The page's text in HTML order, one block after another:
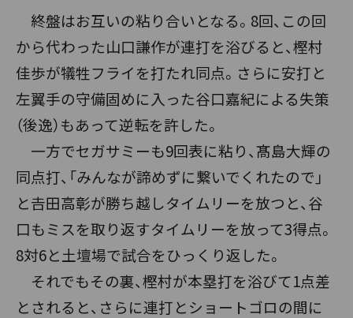
終盤はお互いの粘り合いとなる。8回、この回
から代わった山口謙作が連打を浴びると、樫村
佳歩が犠牲フライを打たれ同点。さらに安打と
左翼手の守備固めに入った谷口嘉紀による失策
（後逸）もあって逆転を許した。
一方でセガサミーも9回表に粘り、髙島大輝の
同点打、「みんなが諦めずに繋いでくれたので」
と𠮷田高彰が勝ち越しタイムリーを放つと、谷
口もミスを取り返すタイムリーを放って3得点。
8対6と土壇場で試合をひっくり返した。
それでもその裏、樫村が本塁打を浴びて1点差
とされると、さらに連打とショートゴロの間に